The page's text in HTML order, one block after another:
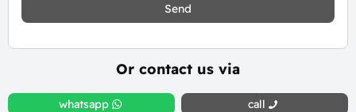
Send
Or contact us via
call
whatsapp